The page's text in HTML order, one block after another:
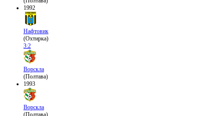
1992
Нафтовик
(Охтирка)
3:2
Ворскла
(Полтава)
1993
Ворскла
(Полтава)